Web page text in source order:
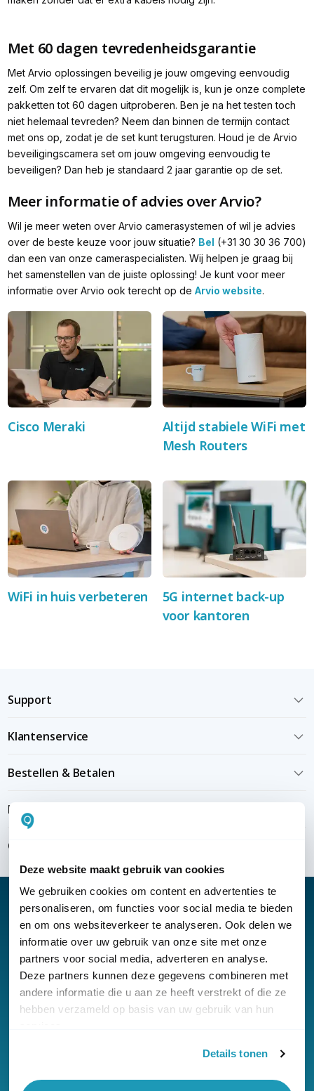
Deze website maakt gebruik van cookies
We gebruiken cookies om content en advertenties te
personaliseren, om functies voor social media te bieden
en om ons websiteverkeer te analyseren. Ook delen we
informatie over uw gebruik van onze site met onze
partners voor social media, adverteren en analyse.
Deze partners kunnen deze gegevens combineren met
andere informatie die u aan ze heeft verstrekt of die ze
hebben verzameld op basis van uw gebruik van hun
Details tonen
Met 60 dagen tevredenheidsgarantie
Met Arvio oplossingen beveilig je jouw omgeving eenvoudig
zelf. Om zelf te ervaren dat dit mogelijk is, kun je onze complete
pakketten tot 60 dagen uitproberen. Ben je na het testen toch
niet helemaal tevreden? Neem dan binnen de termijn contact
met ons op, zodat je de set kunt terugsturen. Houd je de Arvio
beveiligingscamera set om jouw omgeving eenvoudig te
beveiligen? Dan heb je standaard 2 jaar garantie op de set.
Meer informatie of advies over Arvio?
Wil je meer weten over Arvio camerasystemen of wil je advies
over de beste keuze voor jouw situatie? Bel (+31 30 30 36 700)
dan een van onze cameraspecialisten. Wij helpen je graag bij
het samenstellen van de juiste oplossing! Je kunt voor meer
informatie over Arvio ook terecht op de Arvio website.
Cisco Meraki
Altijd stabiele WiFi met
Mesh Routers
WiFi in huis verbeteren
5G internet back-up
voor kantoren
Support
Klantenservice
Bestellen & Betalen
Bezorgen & installeren
Over KommaGo
Nieuwsbrief
Klantenservice